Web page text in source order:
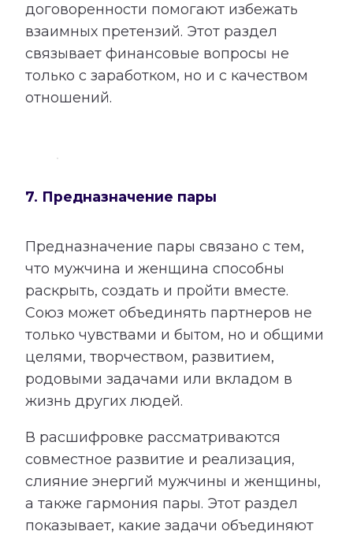
договоренности помогают избежать
взаимных претензий. Этот раздел
связывает финансовые вопросы не
только с заработком, но и с качеством
отношений.
7. Предназначение пары
Предназначение пары связано с тем,
что мужчина и женщина способны
раскрыть, создать и пройти вместе.
Союз может объединять партнеров не
только чувствами и бытом, но и общими
целями, творчеством, развитием,
родовыми задачами или вкладом в
жизнь других людей.
В расшифровке рассматриваются
совместное развитие и реализация,
слияние энергий мужчины и женщины,
а также гармония пары. Этот раздел
показывает, какие задачи объединяют